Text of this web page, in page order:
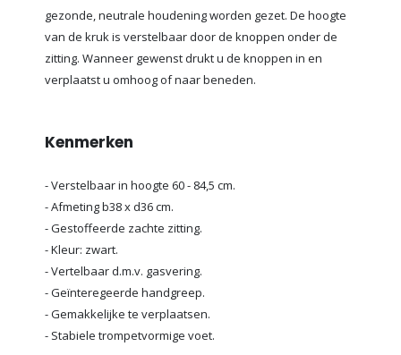
gezonde, neutrale houdening worden gezet. De hoogte
van de kruk is verstelbaar door de knoppen onder de
zitting. Wanneer gewenst drukt u de knoppen in en
verplaatst u omhoog of naar beneden.
Kenmerken
- Verstelbaar in hoogte 60 - 84,5 cm.
- Afmeting b38 x d36 cm.
- Gestoffeerde zachte zitting.
- Kleur: zwart.
- Vertelbaar d.m.v. gasvering.
- Geïnteregeerde handgreep.
- Gemakkelijke te verplaatsen.
- Stabiele trompetvormige voet.